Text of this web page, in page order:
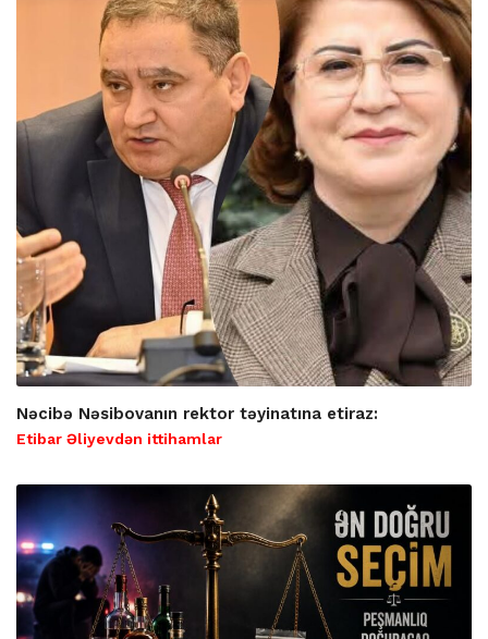
Nəcibə Nəsibovanın rektor təyinatına etiraz:
Etibar Əliyevdən ittihamlar